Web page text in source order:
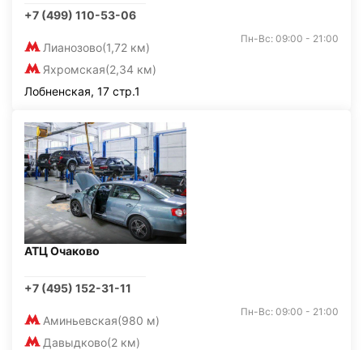
+7 (499) 110-53-06
Лианозово(1,72 км)
Яхромская(2,34 км)
Пн-Вс: 09:00 - 21:00
Лобненская, 17 стр.1
АТЦ Очаково
+7 (495) 152-31-11
Аминьевская(980 м)
Давыдково(2 км)
Пн-Вс: 09:00 - 21:00